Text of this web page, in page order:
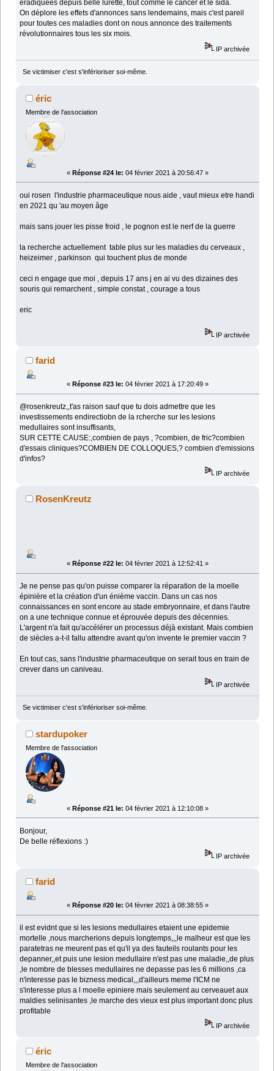
éradiquées depuis belle lurette, tout comme le cancer et le sida.
On déplore les effets d'annonces sans lendemains, mais c'est pareil
pour toutes ces maladies dont on nous annonce des traitements
révolutionnaires tous les six mois.
IP archivée
Se victimiser c'est s'inférioriser soi-même.
éric
Membre de l'association
« Réponse #24 le: 04 février 2021 à 20:56:47 »
oui rosen l'industrie pharmaceutique nous aide , vaut mieux etre handi
en 2021 qu 'au moyen âge
mais sans jouer les pisse froid , le pognon est le nerf de la guerre
la recherche actuellement table plus sur les maladies du cerveaux ,
heizeimer , parkinson qui touchent plus de monde
ceci n engage que moi , depuis 17 ans j en ai vu des dizaines des
souris qui remarchent , simple constat , courage a tous
eric
IP archivée
farid
« Réponse #23 le: 04 février 2021 à 17:20:49 »
@rosenkreutz,,t'as raison sauf que tu dois admettre que les
investissements endirectiobn de la rcherche sur les lesions
medullaires sont insuffisants,
SUR CETTE CAUSE:,combien de pays , ?combien, de fric?combien
d'essais cliniques?COMBIEN DE COLLOQUES,? combien d'emissions
d'infos?
IP archivée
RosenKreutz
« Réponse #22 le: 04 février 2021 à 12:52:41 »
Je ne pense pas qu'on puisse comparer la réparation de la moelle
épinière et la création d'un énième vaccin. Dans un cas nos
connaissances en sont encore au stade embryonnaire, et dans l'autre
on a une technique connue et éprouvée depuis des décennies.
L'argent n'a fait qu'accélérer un processus déjà existant. Mais combien
de siècles a-t-il fallu attendre avant qu'on invente le premier vaccin ?
En tout cas, sans l'industrie pharmaceutique on serait tous en train de
crever dans un caniveau.
IP archivée
Se victimiser c'est s'inférioriser soi-même.
stardupoker
Membre de l'association
« Réponse #21 le: 04 février 2021 à 12:10:08 »
Bonjour,
De belle réflexions :)
IP archivée
farid
« Réponse #20 le: 04 février 2021 à 08:38:55 »
il est evidnt que si les lesions medullaires etaient une epidemie
mortelle ,nous marcherions depuis longtemps,,,le malheur est que les
paratetras ne meurent pas et qu'il ya des fauteils roulants pour les
depanner,,et puis une lesion medullaire n'est pas une maladie,,de plus
,le nombre de blesses medullaires ne depasse pas les 6 millions ,ca
n'interesse pas le bizness medical,,,d'ailleurs meme l'ICM ne
s'interesse plus a l moelle epiniere mais seulement au cerveauet aux
maldies selinisantes ,le marche des vieux est plus important donc plus
profitable
IP archivée
éric
Membre de l'association